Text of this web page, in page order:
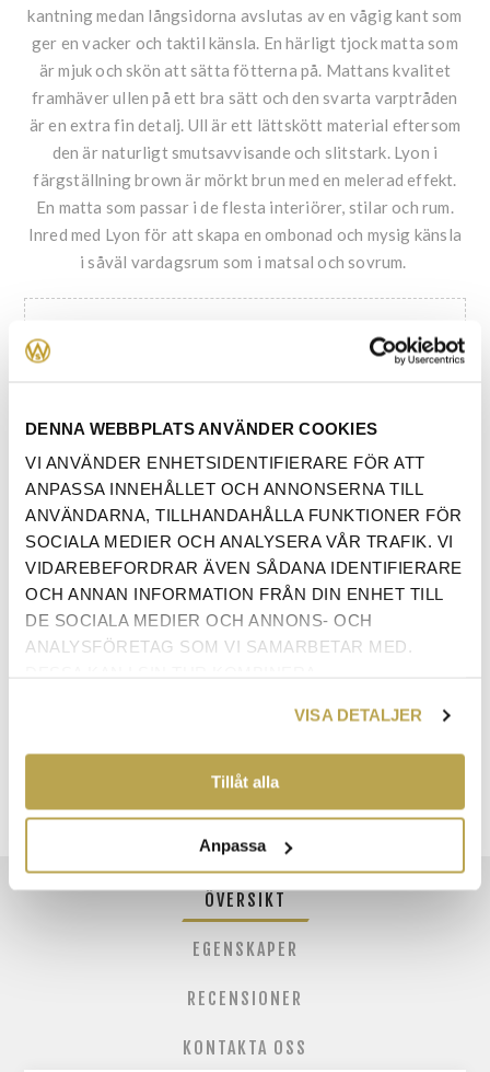
DENNA WEBBPLATS ANVÄNDER COOKIES
VI ANVÄNDER ENHETSIDENTIFIERARE FÖR ATT
ANPASSA INNEHÅLLET OCH ANNONSERNA TILL
ANVÄNDARNA, TILLHANDAHÅLLA FUNKTIONER FÖR
SOCIALA MEDIER OCH ANALYSERA VÅR TRAFIK. VI
VIDAREBEFORDRAR ÄVEN SÅDANA IDENTIFIERARE
OCH ANNAN INFORMATION FRÅN DIN ENHET TILL
DE SOCIALA MEDIER OCH ANNONS- OCH
ANALYSFÖRETAG SOM VI SAMARBETAR MED.
DU HAR TILLHANDAHÅLLIT ELLER SOM DE HAR
SAMLAT IN NÄR DU HAR ANVÄNT DERAS
VISA DETALJER
Tillåt alla
Anpassa
kantning medan långsidorna avslutas av en vågig kant som
ger en vacker och taktil känsla. En härligt tjock matta som
är mjuk och skön att sätta fötterna på. Mattans kvalitet
framhäver ullen på ett bra sätt och den svarta varptråden
är en extra fin detalj. Ull är ett lättskött material eftersom
den är naturligt smutsavvisande och slitstark. Lyon i
färgställning brown är mörkt brun med en melerad effekt.
En matta som passar i de flesta interiörer, stilar och rum.
Inred med Lyon för att skapa en ombonad och mysig känsla
i såväl vardagsrum som i matsal och sovrum.
STORLEK *
ÖVERSIKT
EGENSKAPER
RECENSIONER
KONTAKTA OSS